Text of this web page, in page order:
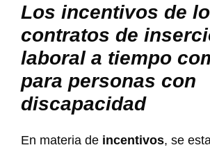
Los incentivos de
contratos de
laboral a tiempo
para personas con
discapacidad
En materia de incentivos, se